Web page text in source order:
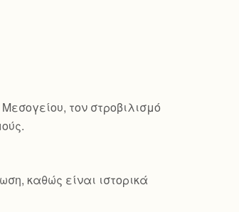
τον στροβιλισμό
καθώς είναι ιστορικά